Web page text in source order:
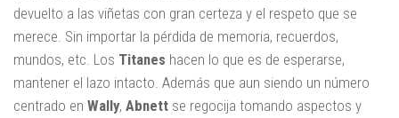
devuelto a las viñetas con gran certeza y el respeto que se
merece. Sin importar la pérdida de memoria, recuerdos,
mundos, etc. Los Titanes hacen lo que es de esperarse,
mantener el lazo intacto. Además que aun siendo un número
centrado en Wally, Abnett se regocija tomando aspectos y